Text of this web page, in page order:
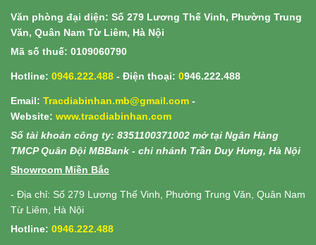
Văn phòng đại diện: Số 279 Lương Thế Vinh, Phường Trung
Văn, Quân Nam Từ Liêm, Hà Nội
Mã số thuế: 0109060790
Hotline: 0946.222.488 - Điện thoại: 0946.222.488
Email: Tracdiabinhan.mb@gmail.com -
Website: www.tracdiabinhan.com
Số tài khoản công ty: 8351100371002 mở tại Ngân Hàng
TMCP Quân Đội MBBank - chi nhánh Trần Duy Hưng, Hà Nội
Showroom Miền Bắc
- Địa chỉ: Số 279 Lương Thế Vinh, Phường Trung Văn, Quân Nam
Từ Liêm, Hà Nội
Hotline: 0946.222.488